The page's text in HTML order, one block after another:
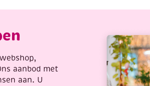
aanbod met
aan. U